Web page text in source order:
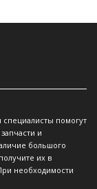
помогут
и
большого
их в
необходимости